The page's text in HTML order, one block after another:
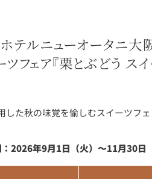
ホテルニューオータニ大
フェア『栗とぶどう スイ
した秋の味覚を愉しむスイーツフェ
2026年9月1日（火）～11月30日